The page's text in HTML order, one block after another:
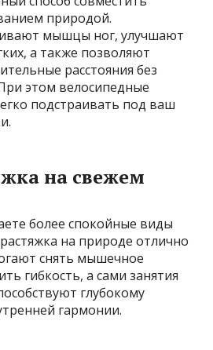
природой.
мышцы ног, улучшают
а также позволяют
расстояния без
этом велосипедные
подстраивать под ваш
на свежем
более спокойные виды
на природе отлично
снять мышечное
гибкость, а сами занятия
глубокому
гармонии.